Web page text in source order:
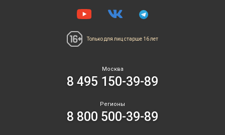
Только для лиц старше 16 лет
Москва
8 495 150-39-89
Регионы
8 800 500-39-89